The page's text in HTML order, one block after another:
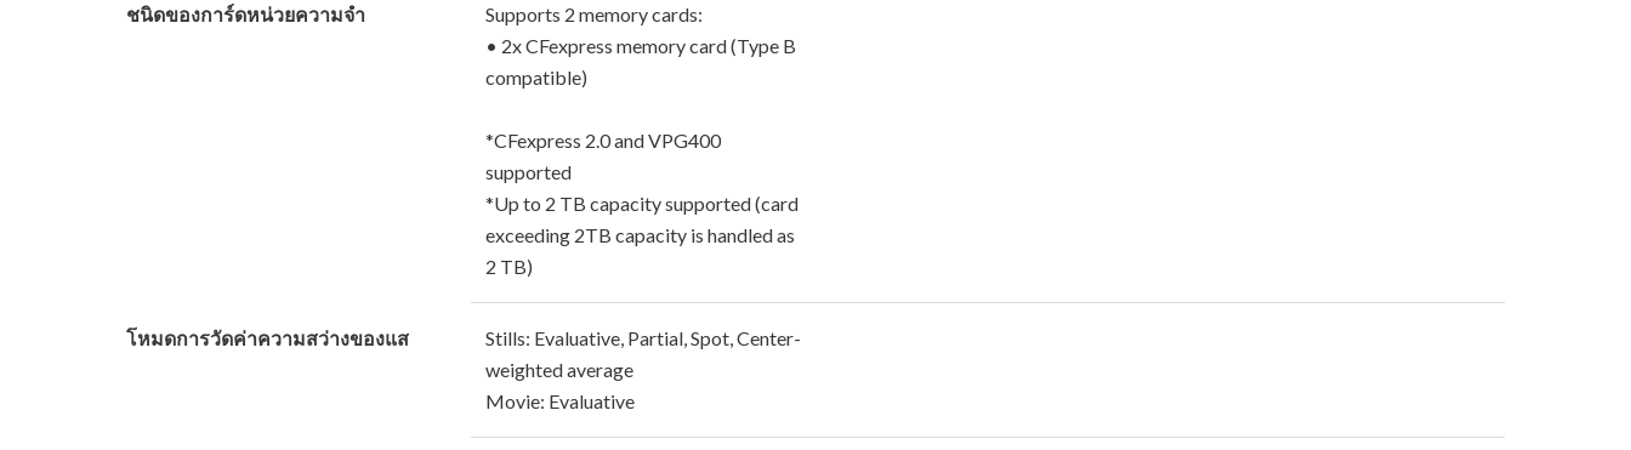
ชนิดของการ์ดหน่วยความจำ
Supports 2 memory cards:
• 2x CFexpress memory card (Type B
compatible)
*CFexpress 2.0 and VPG400
supported
*Up to 2 TB capacity supported (card
exceeding 2TB capacity is handled as
2 TB)
โหมดการวัดค่าความสว่างของแส
Stills: Evaluative, Partial, Spot, Center-
weighted average
Movie: Evaluative